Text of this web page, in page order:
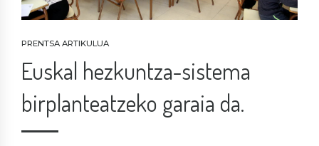
PRENTSA ARTIKULUA
Euskal hezkuntza-sistema
birplanteatzeko garaia da.